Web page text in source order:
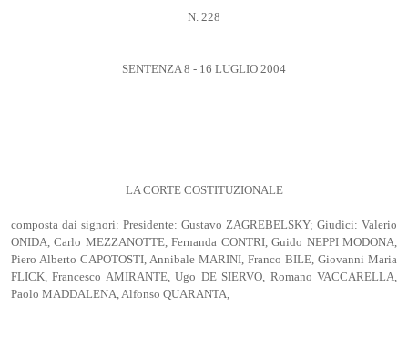
N. 228
SENTENZA 8 - 16 LUGLIO 2004
LA CORTE COSTITUZIONALE
composta dai signori: Presidente: Gustavo ZAGREBELSKY; Giudici: Valerio
ONIDA, Carlo MEZZANOTTE, Fernanda CONTRI, Guido NEPPI MODONA,
Piero Alberto CAPOTOSTI, Annibale MARINI, Franco BILE, Giovanni Maria
FLICK, Francesco AMIRANTE, Ugo DE SIERVO, Romano VACCARELLA,
Paolo MADDALENA, Alfonso QUARANTA,